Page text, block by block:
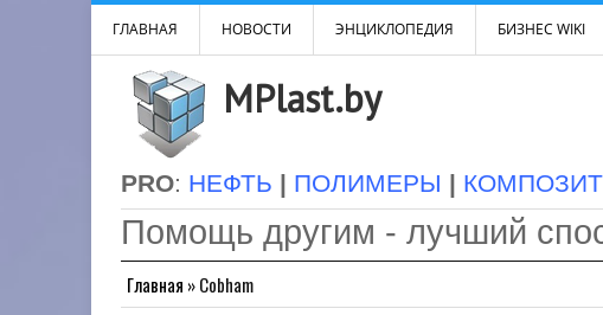
ГЛАВНАЯ НОВОСТИ ЭНЦИКЛОПЕДИЯ БИЗНЕС WIKI
MPlast.by
PRO: НЕФТЬ | ПОЛИМЕРЫ |
Помощь другим - лучший
Главная »Cobham